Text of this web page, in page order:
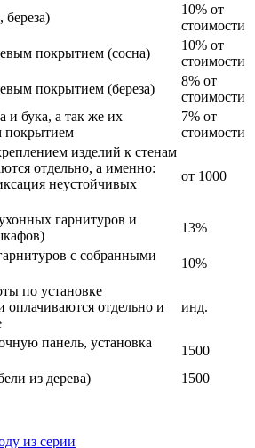
береза)
10% от
стоимости
покрытием (сосна)
10% от
стоимости
покрытием (береза)
8% от
стоимости
и бука, а так же их
покрытием
7% от
стоимости
изделий к стенам
отдельно, а именно:
неустойчивых
от 1000
гарнитуров и
13%
с собранными
10%
по установке
оплачиваются отдельно и
инд.
панель, установка
1500
из дерева)
1500